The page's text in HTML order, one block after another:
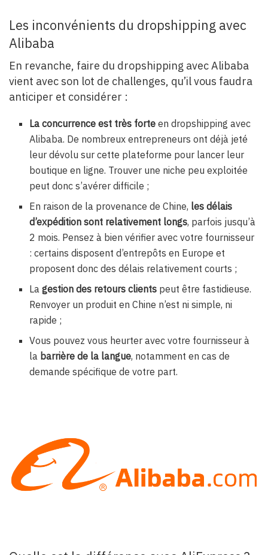
Les inconvénients du dropshipping avec
Alibaba
En revanche, faire du dropshipping avec Alibaba
vient avec son lot de challenges, qu’il vous faudra
anticiper et considérer :
La concurrence est très forte en dropshipping avec
Alibaba. De nombreux entrepreneurs ont déjà jeté
leur dévolu sur cette plateforme pour lancer leur
boutique en ligne. Trouver une niche peu exploitée
peut donc s’avérer difficile ;
En raison de la provenance de Chine, les délais
d’expédition sont relativement longs, parfois jusqu’à
2 mois. Pensez à bien vérifier avec votre fournisseur
: certains disposent d’entrepôts en Europe et
proposent donc des délais relativement courts ;
Lagestion des retours clients peut être fastidieuse.
Renvoyer un produit en Chine n’est ni simple, ni
rapide ;
Vous pouvez vous heurter avec votre fournisseur à
la barrière de la langue, notamment en cas de
demande spécifique de votre part.